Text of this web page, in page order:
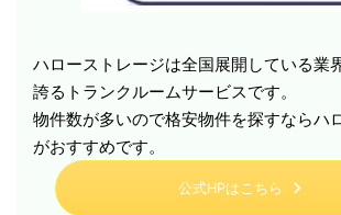
ハローストレージは全国展開している業
誇るトランクルームサービスです。
物件数が多いので格安物件を探すならハ
がおすすめです。
公式HPはこちら